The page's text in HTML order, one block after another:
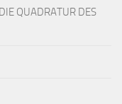
DIE QUADRATUR DES